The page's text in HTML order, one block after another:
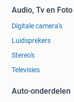
Audio, Tv en Foto
Digitale camera's
Luidsprekers
Stereo's
Televisies
Auto-onderdelen